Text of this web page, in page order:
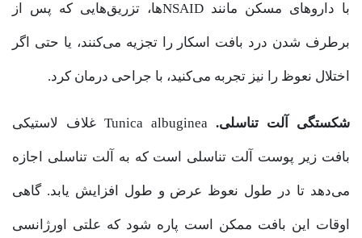
با داروهای مسکن مانند NSAIDها، تزریق‌هایی که پس از
برطرف شدن درد بافت اسکار را تجزیه می‌کنند، یا حتی اگر
اختلال نعوظ را نیز تجربه می‌کنید، با جراحی درمان کرد.
شکستگی آلت تناسلی. Tunica albuginea غلاف لاستیکی
بافت زیر پوست آلت تناسلی است که به آلت تناسلی اجازه
می‌دهد تا در طول نعوظ عرض و طول افزایش یابد. گاهی
اوقات این بافت ممکن است پاره شود که علتی اورژانسی